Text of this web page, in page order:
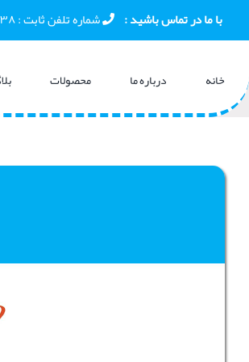
با ما در تماس باشید : شماره تلفن ثابت :
خانه درباره ما محصولات